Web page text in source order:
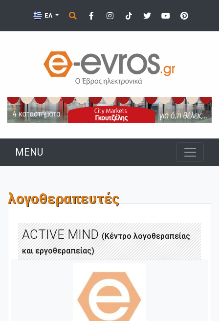
ΕΛ
MENU
λογοθεραπευτές
ACTIVE MIND(Κέντρο λογοθεραπείας
και εργοθεραπείας)